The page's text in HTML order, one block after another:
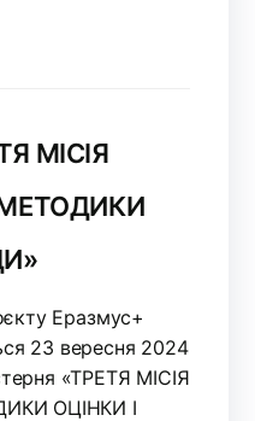
МІСІЯ
МЕТОДИКИ
Еразмус+
23 вересня 2024
«ТРЕТЯ МІСІЯ
ОЦІНКИ І